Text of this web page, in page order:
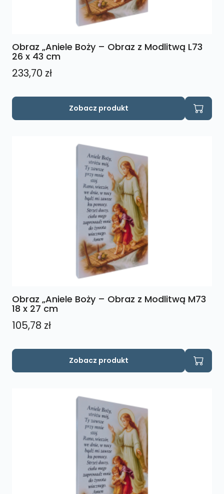
Obraz „Aniele Boży – Obraz z Modlitwą L73
26 x 43 cm
233,70 zł
Zobacz produkt
Obraz „Aniele Boży – Obraz z Modlitwą M73
18 x 27 cm
105,78 zł
Zobacz produkt